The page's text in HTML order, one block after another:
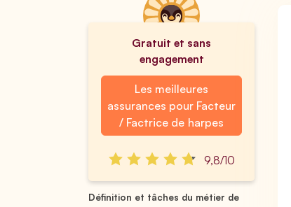
Gratuit et sans
engagement
Les meilleures
assurances pour Facteur
/ Factrice de harpes
9,8/10
Définition et tâches du métier de